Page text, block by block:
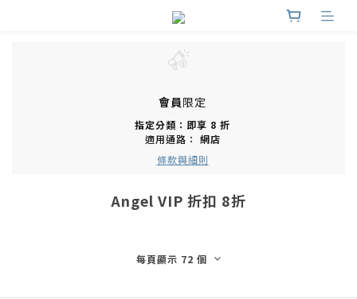
會員限定
指定分類：即享 8 折
適用通路： 網店
條款與細則
Angel VIP 折扣 8折
每頁顯示 72 個